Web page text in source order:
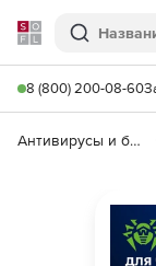
Softline
Поиск
8 (800) 200-08-60
Антивирусы и безопасность